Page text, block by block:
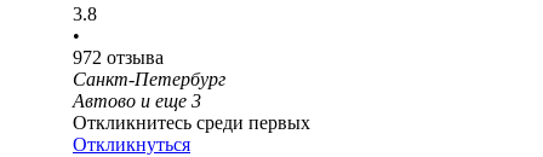
3.8
•
972 отзыва
Санкт-Петербург
Автово и еще 3
Откликнитесь среди первых
Откликнуться